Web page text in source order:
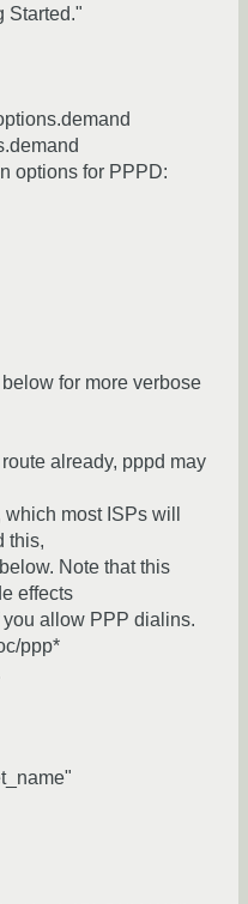
Started."
options for PPPD:
for more verbose
already, pppd may
most ISPs will
this,
Note that this
effects
allow PPP dialins.
ppp*